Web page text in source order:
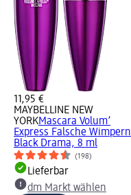
11,95 €
MAYBELLINE NEW
YORKMascara Volum’
Express Falsche Wimpern
Black Drama, 8 ml
(198)
Lieferbar
dm Markt wählen